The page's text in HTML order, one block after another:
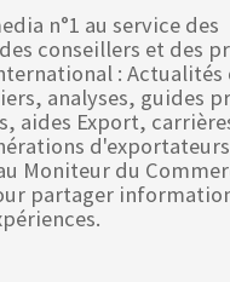
n°1 au service des
conseillers et des
: Actualités
analyses, guides
aides Export,
Moniteur du
partager